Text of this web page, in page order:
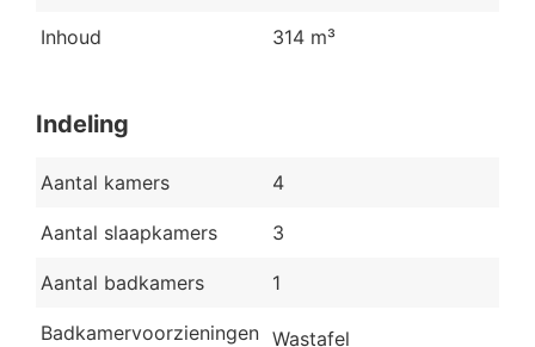
Inhoud 314 m³
Indeling
Aantal kamers 4
Aantal slaapkamers 3
Aantal badkamers 1
Badkamervoorzieningen Wastafel